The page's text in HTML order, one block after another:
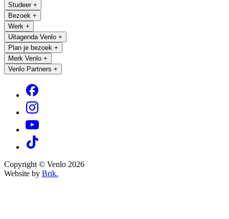
Studeer +
Bezoek +
Werk +
Uitagenda Venlo +
Plan je bezoek +
Merk Venlo +
Venlo Partners +
Copyright © Venlo 2026
Website by Brik.